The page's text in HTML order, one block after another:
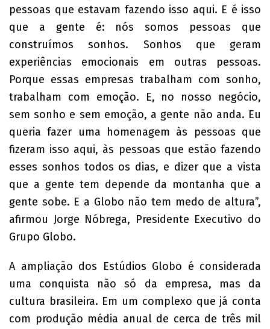
pessoas que estavam fazendo isso aqui. E é isso
que a gente é: nós somos pessoas que
construímos sonhos. Sonhos que geram
experiências emocionais em outras pessoas.
Porque essas empresas trabalham com sonho,
trabalham com emoção. E, no nosso negócio,
sem sonho e sem emoção, a gente não anda. Eu
queria fazer uma homenagem às pessoas que
fizeram isso aqui, às pessoas que estão fazendo
esses sonhos todos os dias, e dizer que a vista
que a gente tem depende da montanha que a
gente sobe. E a Globo não tem medo de altura”,
afirmou Jorge Nóbrega, Presidente Executivo do
Grupo Globo.
A ampliação dos Estúdios Globo é considerada
uma conquista não só da empresa, mas da
cultura brasileira. Em um complexo que já conta
com produção média anual de cerca de três mil